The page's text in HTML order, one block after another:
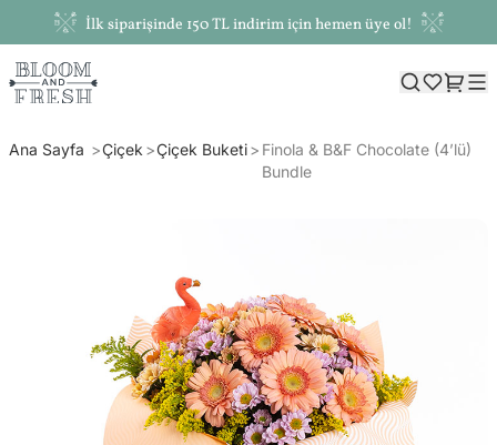
İlk siparişinde 150 TL indirim için hemen üye ol!
Ana Sayfa Çiçek Çiçek Buketi
Finola & B&F Chocolate (4’lü)
Bundle